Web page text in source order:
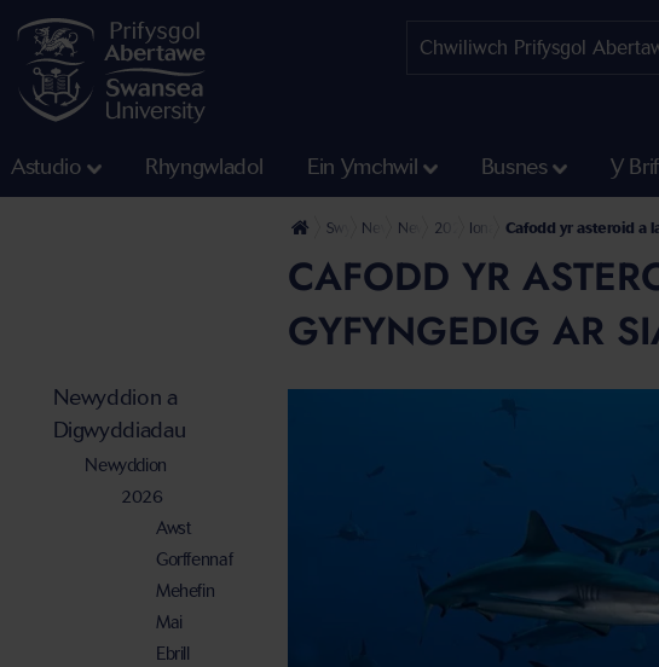
Astudio Rhyngwladol Ein Ymchwil Busnes Y
Swyddfa'r Wasg
Newyddion a Digwyddiadau
Newyddion
2026IonawrCafodd yr asteroid a
CAFODD YR
GYFYNGEDIG AR
Newyddion a
Digwyddiadau
Newyddion
2026
Awst
Gorffennaf
Mehefin
Mai
Ebrill